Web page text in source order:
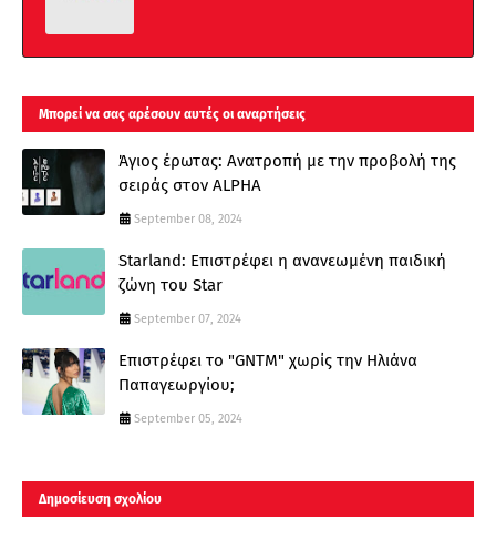
Μπορεί να σας αρέσουν αυτές οι αναρτήσεις
Άγιος έρωτας: Ανατροπή με την προβολή της
σειράς στον ALPHA
September 08, 2024
Starland: Επιστρέφει η ανανεωμένη παιδική
ζώνη του Star
September 07, 2024
Επιστρέφει το "GNTM" χωρίς την Ηλιάνα
Παπαγεωργίου;
September 05, 2024
Δημοσίευση σχολίου